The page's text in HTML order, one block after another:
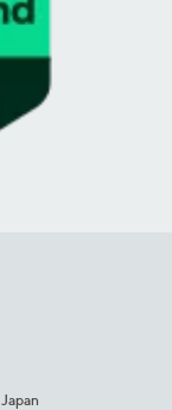
Japan